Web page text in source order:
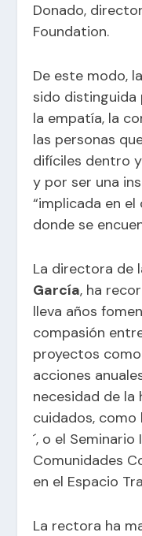
Donado,
Foundation.
De este modo,
sido distinguida
la empatía, la
las personas
difíciles dentro
y por ser una
“implicada en
donde se
La directora de
García, ha
lleva años
compasión
proyectos
acciones
necesidad de la
cuidados, como
´, o el
Comunidades
en el Espacio
La rectora ha